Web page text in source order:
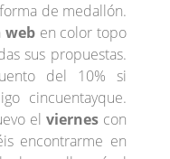
de medallón.
weben color topo
sus propuestas.
del 10% si
cincuentayque.
el viernescon
encontrarme en